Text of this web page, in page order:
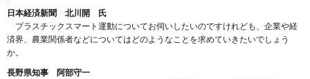
日本経済新聞 北川開 氏
プラスチックスマート運動についてお伺いしたいのですけれども、企業や経
済界、農業関係者などについてはどのようなことを求めていきたいでしょう
か。
長野県知事 阿部守一